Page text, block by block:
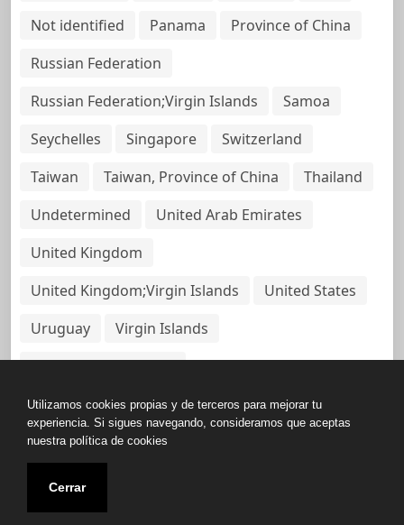
Not identified
Panama
Province of China
Russian Federation
Russian Federation;Virgin Islands
Samoa
Seychelles
Singapore
Switzerland
Taiwan
Taiwan, Province of China
Thailand
Undetermined
United Arab Emirates
United Kingdom
United Kingdom;Virgin Islands
United States
Uruguay
Virgin Islands
Virgin Islands, British
Copyright © All rights reserved.
Base de Datos de Papeles Del Panamá
Utilizamos cookies propias y de terceros para mejorar tu
experiencia. Si sigues navegando, consideramos que aceptas
nuestra política de cookies
Cerrar